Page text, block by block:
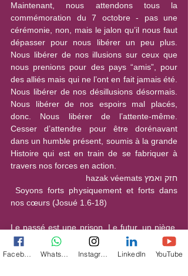
Maintenant, nous attendons tous la
commémoration du 7 octobre - pas une
cérémonie, non, mais le jalon qu’il nous faut
dépasser pour nous libérer un peu plus.
Nous libérer de nos illusions sur ceux que
nous prenions pour des pays “amis”, pour
des alliés mais qui ne l’ont en fait jamais été.
Nous libérer de nos désillusions désormais.
Nous libérer de nos espoirs mal placés,
donc. Nous libérer de l’attente-même.
Cesser d’attendre pour être dorénavant
dans un humble présent, soumis à la grande
Histoire qui est en train de se fabriquer à
travers nos forces en action.
חזק ואמץ hazak véemats
Soyons forts physiquement et forts dans
nos cœurs (Josué 1.6-18)
Le passé est une prison. Le futur, un piège.
Le présent, un précieux cadeau. Puissions-
nous chacun désormais goûter intensément,
LinkedIn YouTube